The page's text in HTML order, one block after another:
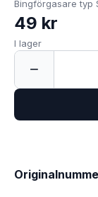
Bingförgasare typ
49 kr
I lager
−